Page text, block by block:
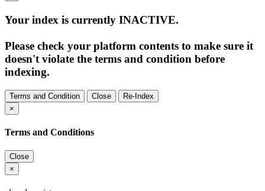
Your index is currently INACTIVE.
Please check your platform contents to make sure it
doesn't violate the terms and condition before
indexing.
Terms and Condition Close
Re-Index
×
Terms and Conditions
Close
×